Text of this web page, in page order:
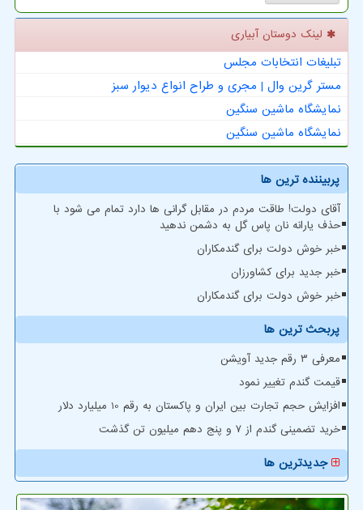
لینک دوستان آبیاری
تبلیغات انتخابات مجلس
مستر گرین وال | مجری و طراح انواع دیوار سبز
نمایشگاه ماشین سنگین
نمایشگاه ماشین سنگین
پربیننده ترین ها
آقای دولت! طاقت مردم در مقابل گرانی ها دارد تمام می شود با
حذف یارانه نان پاس گل به دشمن ندهید
خبر خوش دولت برای گندمکاران
خبر جدید برای کشاورزان
خبر خوش دولت برای گندمکاران
پربحث ترین ها
معرفی ۳ رقم جدید آویشن
قیمت گندم تغییر نمود
افزایش حجم تجارت بین ایران و پاکستان به رقم 10 میلیارد دلار
خرید تضمینی گندم از ۷ و پنج دهم میلیون تن گذشت
جدیدترین ها